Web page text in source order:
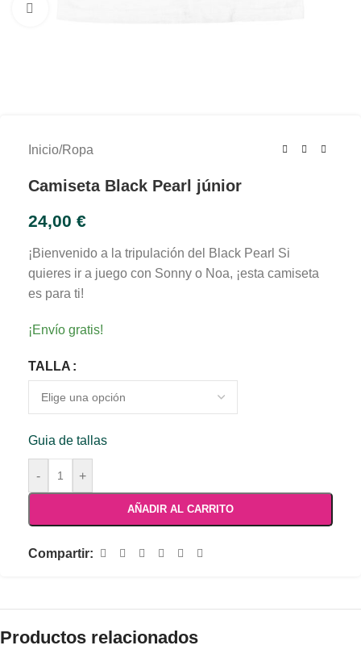
Inicio/Ropa
Camiseta Black Pearl júnior
24,00 €
¡Bienvenido a la tripulación del Black Pearl Si
quieres ir a juego con Sonny o Noa, ¡esta camiseta
es para ti!
¡Envío gratis!
TALLA
Guia de tallas
- +
AÑADIR AL CARRITO
Compartir:
Productos relacionados